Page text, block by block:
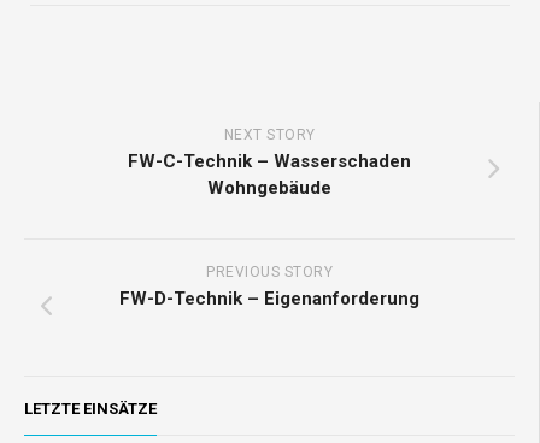
NEXT STORY
FW-C-Technik – Wasserschaden
Wohngebäude
PREVIOUS STORY
FW-D-Technik – Eigenanforderung
LETZTE EINSÄTZE